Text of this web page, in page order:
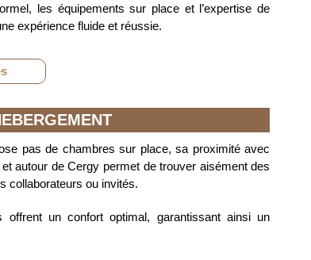
les équipements sur place et l’expertise de
expérience fluide et réussie.
pas de chambres sur place, sa proximité avec
autour de Cergy permet de trouver aisément des
collaborateurs ou invités.
offrent un confort optimal, garantissant ainsi un